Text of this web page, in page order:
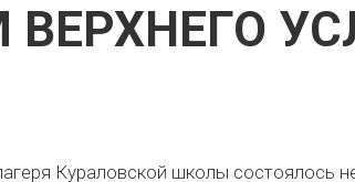
Кураловской школы состоялось